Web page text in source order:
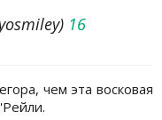
16
чем эта восковая